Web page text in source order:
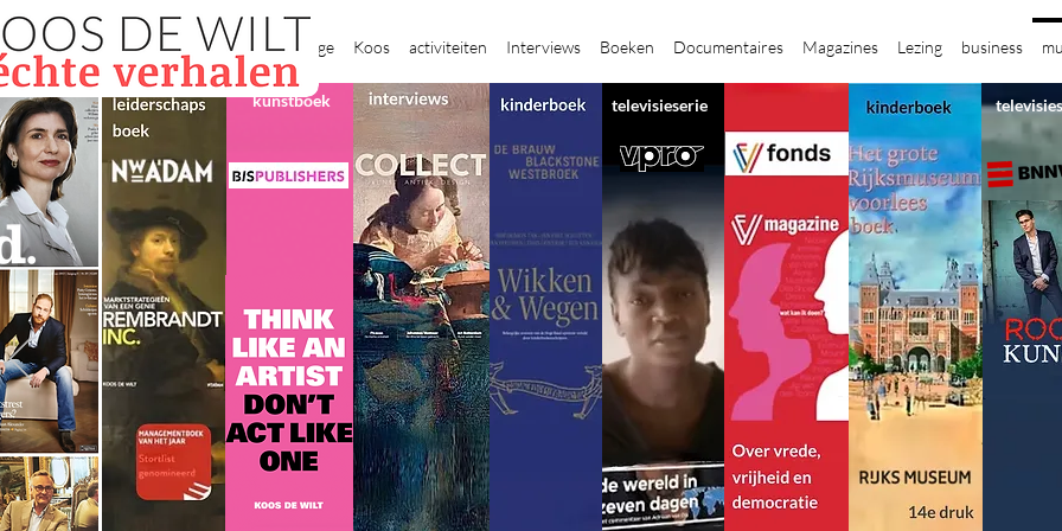
New Page Koos activiteiten Interviews Boeken Documentaires Magazines Lezing business
kunstboek televisieserie